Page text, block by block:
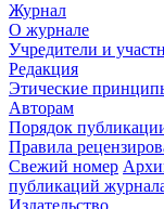
Журнал
О журнале
Учредители и
Редакция
Этические
Авторам
Порядок
Правила
Свежий номер
публикаций
Издательство